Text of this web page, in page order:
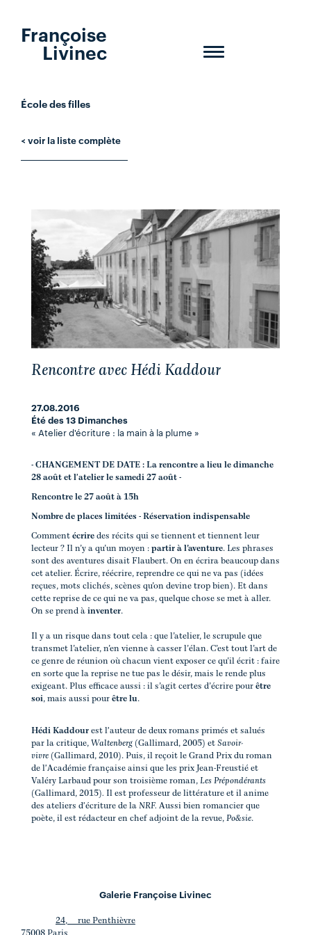
Toggle
Françoise
Livinec
École des filles
< voir la liste complète
Rencontre avec Hédi Kaddour
27.08.2016
Été des 13 Dimanches
« Atelier d'écriture : la main à la plume »
- CHANGEMENT DE DATE : La rencontre a lieu le dimanche
28 août et l'atelier le samedi 27 août -
Rencontre le 27 août à 15h
Nombre de places limitées - Réservation indispensable
Comment écrire des récits qui se tiennent et tiennent leur
lecteur ? Il n’y a qu’un moyen : partir à l’aventure. Les phrases
sont des aventures disait Flaubert. On en écrira beaucoup dans
cet atelier. Écrire, réécrire, reprendre ce qui ne va pas (idées
reçues, mots clichés, scènes qu’on devine trop bien). Et dans
cette reprise de ce qui ne va pas, quelque chose se met à aller.
On se prend à inventer.
Il y a un risque dans tout cela : que l’atelier, le scrupule que
transmet l’atelier, n’en vienne à casser l’élan. C’est tout l’art de
ce genre de réunion où chacun vient exposer ce qu’il écrit : faire
en sorte que la reprise ne tue pas le désir, mais le rende plus
exigeant. Plus efficace aussi : il s’agit certes d’écrire pour être
soi, mais aussi pour être lu.
Hédi Kaddour est l'auteur de deux romans primés et salués
par la critique, Waltenberg (Gallimard, 2005) et Savoir-
vivre (Gallimard, 2010). Puis, il reçoit le Grand Prix du roman
de l'Académie française ainsi que les prix Jean-Freustié et
Valéry Larbaud pour son troisième roman, Les Prépondérants
(Gallimard, 2015). Il est professeur de littérature et il anime
des ateliers d'écriture de la NRF. Aussi bien romancier que
poète, il est rédacteur en chef adjoint de la revue, Po&sie.
Galerie Françoise Livinec
24, rue Penthièvre